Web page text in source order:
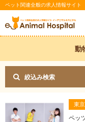
ペット関連全般の求人情報サイ
動
絞込み検索
東
ペッ